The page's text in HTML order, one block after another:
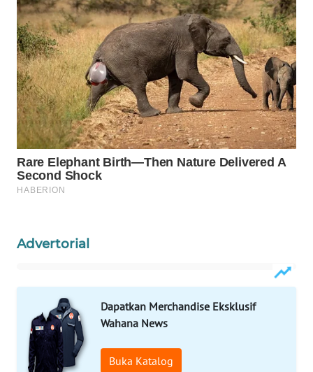
Advertorial
Dapatkan Merchandise Eksklusif
Wahana News
Buka Katalog
WAHANA
TV
WAHANANEWS
ID
WAHANANEWS
CO ID
WAHANANEWS
WAHANA
SPORT
WAHANA
UMKM
WAHANA
SELEB